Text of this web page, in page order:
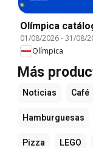
Olímpica
01/08/2026-31/08/
Olímpica
Más
Noticias Café
Hamburguesas
Pizza LEGO